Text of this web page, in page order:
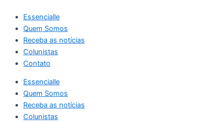
para
conteúdo
Essencialle
Quem Somos
Receba as notícias
Colunistas
Contato
Essencialle
Quem Somos
Receba as notícias
Colunistas